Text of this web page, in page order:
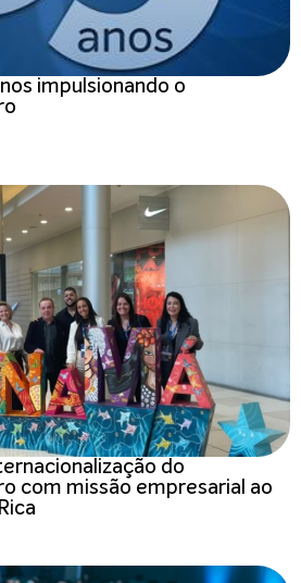
impulsionando o
do
com missão empresarial ao